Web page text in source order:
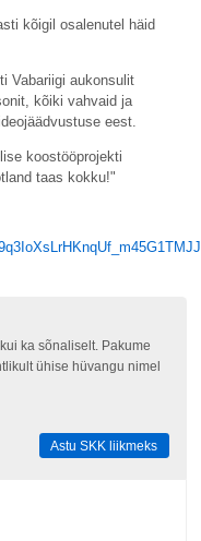
kõigil osalenutel häid
Vabariigi aukonsulit
kõiki vahvaid ja
eest.
koostööprojekti
taas kokku!"
ka sõnaliselt. Pakume
ühise hüvangu nimel
Astu SKK liikmeks